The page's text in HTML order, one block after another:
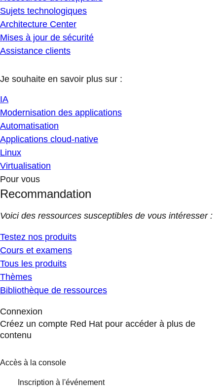
Sujets technologiques
Architecture Center
Mises à jour de sécurité
Assistance clients
Je souhaite en savoir plus sur :
IA
Modernisation des applications
Automatisation
Applications cloud-native
Linux
Virtualisation
Pour vous
Recommandation
Voici des ressources susceptibles de vous intéresser :
Testez nos produits
Cours et examens
Tous les produits
Thèmes
Bibliothèque de ressources
Connexion
Créez un compte Red Hat pour accéder à plus de
contenu
Accès à la console
Inscription à l'événement